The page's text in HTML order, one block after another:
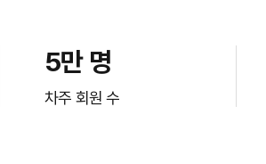
5만 명
차주 회원 수